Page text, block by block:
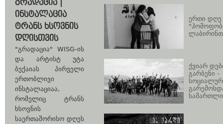
ᲒᲠᲐᲓᲐᲪᲘᲐ |
ᲘᲜᲡᲢᲐᲚᲐᲪᲘᲐ
ᲢᲠᲐᲜᲡ ᲮᲡᲝᲕᲜᲘᲡ
ᲓᲦᲘᲡᲗᲕᲘᲡ
"გრადაცია" WISG-ის
და არტისტ უტა
ბექაიას პირველი
ერთობლივი
ინსტალაციაა,
რომელიც ტრანს
ხსოვნის
საერთაშორისო დღეს
ერთი დღე
ქვიარ
გარბენი -